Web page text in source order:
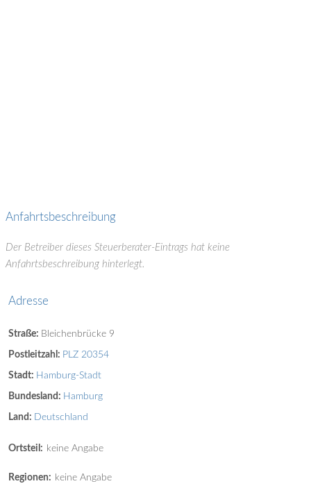
Anfahrtsbeschreibung
Der Betreiber dieses Steuerberater-Eintrags hat keine
Anfahrtsbeschreibung hinterlegt.
Adresse
Straße: Bleichenbrücke 9
Postleitzahl: PLZ 20354
Stadt: Hamburg-Stadt
Bundesland: Hamburg
Land: Deutschland
Ortsteil: keine Angabe
Regionen: keine Angabe